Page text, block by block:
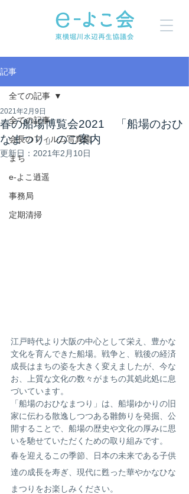
記事
全ての記事
会長のフィルム写真館
まち
e-よこ逍遥
事務局
定期清掃
全ての記事
春の船場博覧会2021 「船場のおひ
なまつり」のご案内
2021年2月9日
更新日： 2021年2月10日
江戸時代より大阪の中心として栄え、豊かな
文化を育んできた船場。戦争と、戦後の経済
成長はまちの姿を大きく変えましたが、今な
お、上質な文化の数々がまちの其処此処に息
づいています。
「船場のおひなまつり」は、船場ゆかりの旧
家に伝わる散逸しつつある雛飾りを発掘、公
開することで、船場の歴史や文化の厚みに思
いを馳せていただくための取り組みです。
春を迎えるこの季節、日本の未来である子供
達の成長を寿ぎ、現代に甦った華やかなひな
まつりをお楽しみください。